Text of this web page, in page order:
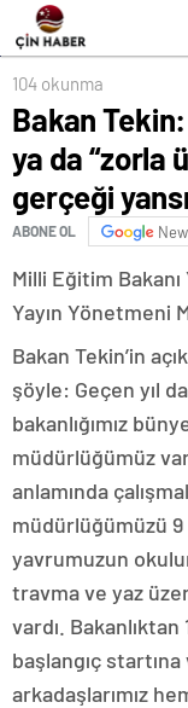
yansıtmıyor
104 okunma
Bakan
ya da “zorla
gerçeği
ABONE OL
Milli Eğitim
Yayın Yönetmeni
Bakan Tekin’in
şöyle: Geçen yıl
bakanlığımız
müdürlüğümüz
anlamında
müdürlüğümüzü
yavrumuzun
travma ve yaz
vardı.
başlangıç
arkadaşlarımız